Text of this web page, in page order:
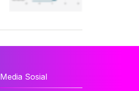
Media Sosial